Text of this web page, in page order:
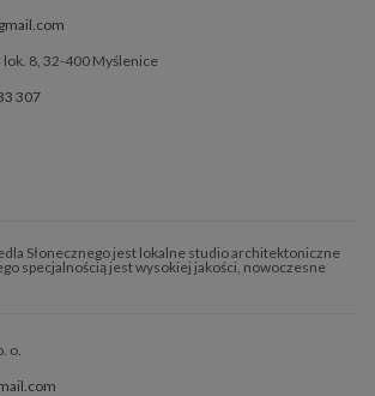
lok. 8, 32-400 Myślenice
307
Słonecznego jest lokalne studio architektoniczne
specjalnością jest wysokiej jakości, nowoczesne
o.